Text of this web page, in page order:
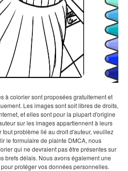
à colorier sont proposées gratuitement et
Les images sont soit libres de droits,
et elles sont pour la plupart d'origine
sur les images appartiennent à leurs
problème lié au droit d'auteur, veuillez
le formulaire de plainte DMCA, nous
qui ne devraient pas être présentes sur
brefs délais. Nous avons également une
protéger vos données personnelles.